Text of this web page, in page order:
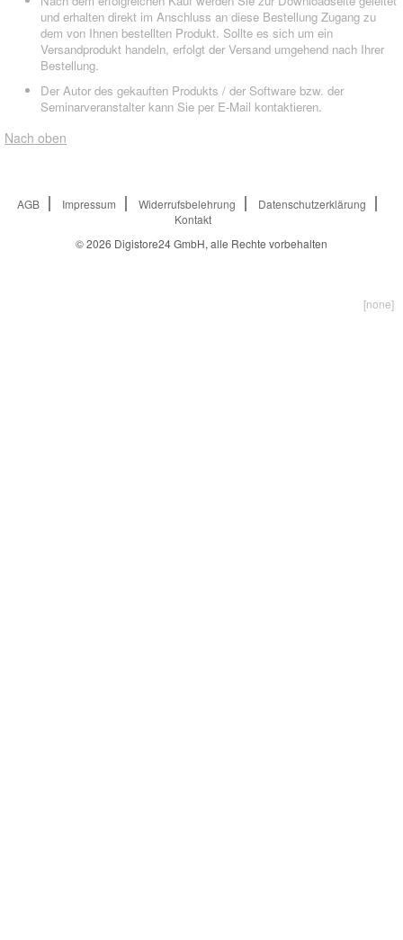
und erhalten direkt im Anschluss an diese Bestellung Zugang zu
dem von Ihnen bestellten Produkt. Sollte es sich um ein
Versandprodukt handeln, erfolgt der Versand umgehend nach Ihrer
Bestellung.
Der Autor des gekauften Produkts / der Software bzw. der
Seminarveranstalter kann Sie per E-Mail kontaktieren.
Nach oben
AGB Impressum Widerrufsbelehrung
Datenschutzerklärung
Kontakt
© 2026 Digistore24 GmbH, alle Rechte vorbehalten
[none]